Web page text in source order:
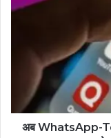
अब WhatsApp-